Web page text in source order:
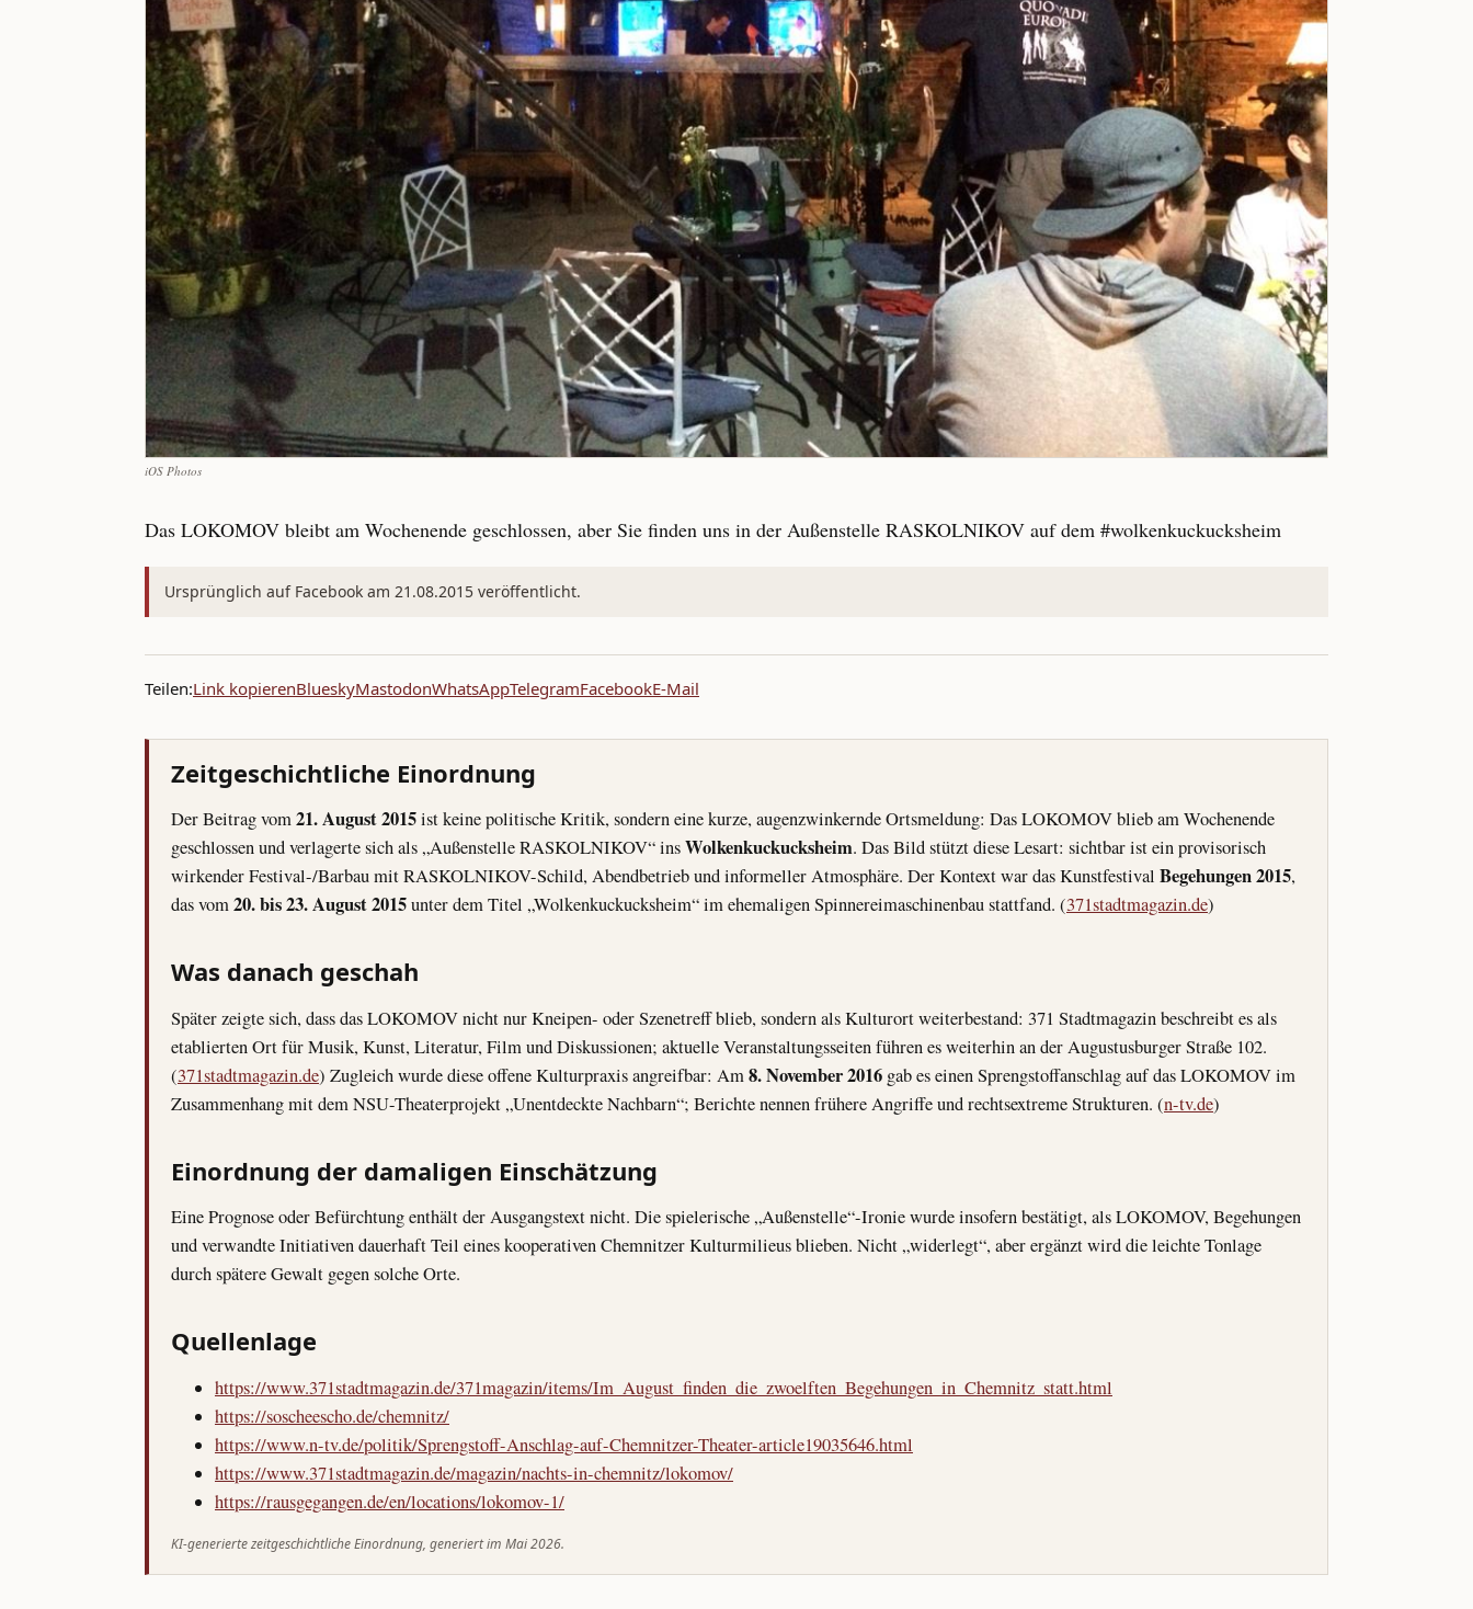
iOS Photos
Das LOKOMOV bleibt am Wochenende geschlossen, aber Sie finden uns in der Außenstelle RASKOLNIKOV auf dem #wolkenkuckucksheim
Ursprünglich auf Facebook am 21.08.2015 veröffentlicht.
Teilen:Link kopierenBlueskyMastodonWhatsAppTelegramFacebookE-Mail
Zeitgeschichtliche Einordnung
Der Beitrag vom21. August 2015ist keine politische Kritik, sondern eine kurze, augenzwinkernde Ortsmeldung: Das LOKOMOV blieb am Wochenende
geschlossen und verlagerte sich als „Außenstelle RASKOLNIKOV“ insWolkenkuckucksheim. Das Bild stützt diese Lesart: sichtbar ist ein provisorisch
wirkender Festival-/Barbau mit RASKOLNIKOV-Schild, Abendbetrieb und informeller Atmosphäre. Der Kontext war das Kunstfestival Begehungen 2015,
das vom20. bis 23. August 2015unter dem Titel „Wolkenkuckucksheim“ im ehemaligen Spinnereimaschinenbau stattfand. (371stadtmagazin.de)
Was danach geschah
Später zeigte sich, dass das LOKOMOV nicht nur Kneipen- oder Szenetreff blieb, sondern als Kulturort weiterbestand: 371 Stadtmagazin beschreibt es als
etablierten Ort für Musik, Kunst, Literatur, Film und Diskussionen; aktuelle Veranstaltungsseiten führen es weiterhin an der Augustusburger Straße 102.
(371stadtmagazin.de) Zugleich wurde diese offene Kulturpraxis angreifbar: Am8. November 2016 gab es einen Sprengstoffanschlag auf das LOKOMOV im
Zusammenhang mit dem NSU-Theaterprojekt „Unentdeckte Nachbarn“; Berichte nennen frühere Angriffe und rechtsextreme Strukturen. (n-tv.de)
Einordnung der damaligen Einschätzung
Eine Prognose oder Befürchtung enthält der Ausgangstext nicht. Die spielerische „Außenstelle“-Ironie wurde insofern bestätigt, als LOKOMOV, Begehungen
und verwandte Initiativen dauerhaft Teil eines kooperativen Chemnitzer Kulturmilieus blieben. Nicht „widerlegt“, aber ergänzt wird die leichte Tonlage
durch spätere Gewalt gegen solche Orte.
Quellenlage
https://www.371stadtmagazin.de/371magazin/items/Im_August_finden_die_zwoelften_Begehungen_in_Chemnitz_statt.html
https://soscheescho.de/chemnitz/
https://www.n-tv.de/politik/Sprengstoff-Anschlag-auf-Chemnitzer-Theater-article19035646.html
https://www.371stadtmagazin.de/magazin/nachts-in-chemnitz/lokomov/
https://rausgegangen.de/en/locations/lokomov-1/
KI-generierte zeitgeschichtliche Einordnung, generiert im Mai 2026.